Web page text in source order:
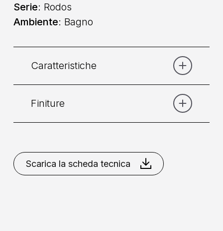
Serie: Rodos
Ambiente: Bagno
Caratteristiche
Comando: Doppio Comando
Finiture
Bianco
Opaco
Bronzo Cromo
Nero
Opaco
Nikel Spazzolato Rame
Scarica la scheda tecnica